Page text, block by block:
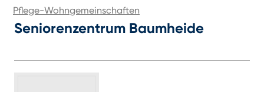
Pflege-Wohngemeinschaften
Seniorenzentrum Baumheide